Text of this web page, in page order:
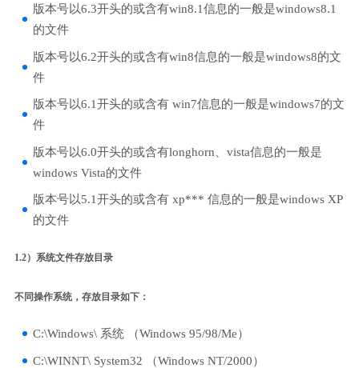
版本号以6.3开头的或含有win8.1信息的一般是windows8.1
的文件
版本号以6.2开头的或含有win8信息的一般是windows8的文
件
版本号以6.1开头的或含有 win7信息的一般是windows7的文
件
版本号以6.0开头的或含有longhorn、vista信息的一般是
windows Vista的文件
版本号以5.1开头的或含有 xp*** 信息的一般是windows XP
的文件
1.2）系统文件存放目录
不同操作系统，存放目录如下：
C:\Windows\ 系统 （Windows 95/98/Me）
C:\WINNT\ System32 （Windows NT/2000）